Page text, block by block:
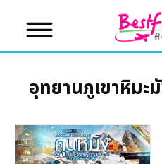
เส้นทางที่ต้องการ
อุทยานภูเขาหิมะ